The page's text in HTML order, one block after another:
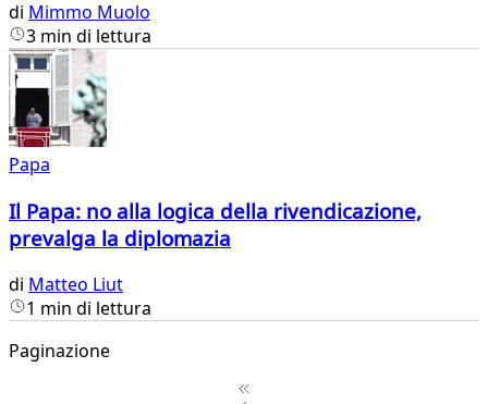
di Mimmo Muolo
3 min di lettura
Papa
Il Papa: no alla logica della rivendicazione,
prevalga la diplomazia
di Matteo Liut
1 min di lettura
Paginazione